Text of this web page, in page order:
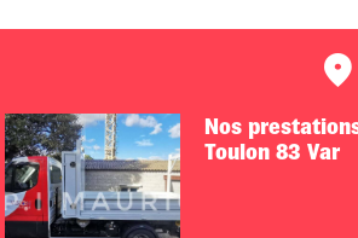
Nos
Toulon 83 Var